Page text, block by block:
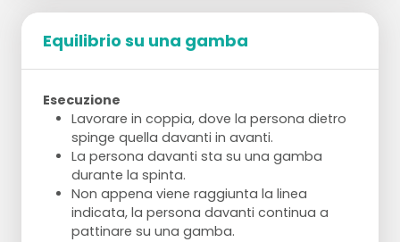
Equilibrio su una gamba
Esecuzione
Lavorare in coppia, dove la persona dietro
spinge quella davanti in avanti.
La persona davanti sta su una gamba
durante la spinta.
Non appena viene raggiunta la linea
indicata, la persona davanti continua a
pattinare su una gamba.